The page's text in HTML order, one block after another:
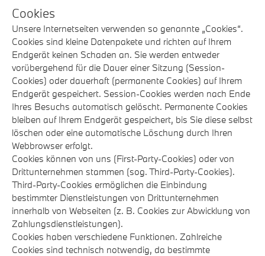
Cookies
Unsere Internetseiten verwenden so genannte „Cookies“.
Cookies sind kleine Datenpakete und richten auf Ihrem
Endgerät keinen Schaden an. Sie werden entweder
vorübergehend für die Dauer einer Sitzung (Session-
Cookies) oder dauerhaft (permanente Cookies) auf Ihrem
Endgerät gespeichert. Session-Cookies werden nach Ende
Ihres Besuchs automatisch gelöscht. Permanente Cookies
bleiben auf Ihrem Endgerät gespeichert, bis Sie diese selbst
löschen oder eine automatische Löschung durch Ihren
Webbrowser erfolgt.
Cookies können von uns (First-Party-Cookies) oder von
Drittunternehmen stammen (sog. Third-Party-Cookies).
Third-Party-Cookies ermöglichen die Einbindung
bestimmter Dienstleistungen von Drittunternehmen
innerhalb von Webseiten (z. B. Cookies zur Abwicklung von
Zahlungsdienstleistungen).
Cookies haben verschiedene Funktionen. Zahlreiche
Cookies sind technisch notwendig, da bestimmte